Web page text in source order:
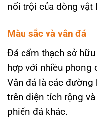
nổi trội của dòng vật
Màu sắc và vân đá
Đá cẩm thạch sở
hợp với nhiều phong
Vân đá là các đường
trên diện tích rộng
phiến đá khác.